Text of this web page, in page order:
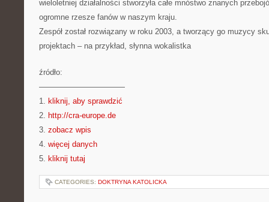
wieloletniej działalności stworzyła całe mnóstwo znanych
ogromne rzesze fanów w naszym kraju.
Zespół został rozwiązany w roku 2003, a tworzący go muzycy
projektach – na przykład, słynna wokalistka
źródło:
———————————
1. kliknij, aby sprawdzić
2. http://cra-europe.de
3. zobacz wpis
4. więcej danych
5. kliknij tutaj
CATEGORIES: DOKTRYNA KATOLICKA